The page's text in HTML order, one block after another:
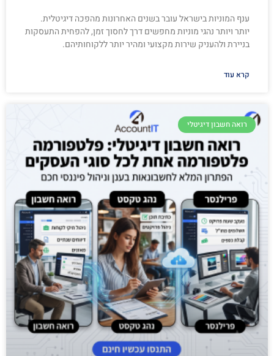
ענף המוניות בישראל עובר בשנים האחרונות מהפכה דיגיטלית.
יותר ויותר נהגי מוניות מחפשים דרך לחסוך זמן, להפחית התעסקות
בניירת ולהעניק שירות מקצועי ומהיר יותר ללקוחותיהם.
קרא עוד
רואה חשבון דיגיטלי